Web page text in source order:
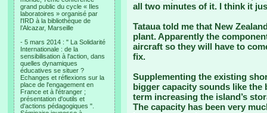
grand public du cycle « Iles
laboratoires » organisé par
l'IRD à la bibliothèque de
l’Alcazar, Marseille
- 5 mars 2014 : " La Solidarité
Internationale : de la
sensibilisation à l'action, dans
quelles dynamiques
éducatives se situer ?
Echanges et réflexions sur la
place de l'engagement en
France et à l'étranger ;
présentation d'outils et
d'actions pédagogiques ".
all two minutes of it. I think it
Tataua told me that New
plant. Apparently the
aircraft so they will have to
fix.
Supplementing the existing
bigger capacity sounds like
term increasing the island’s
The capacity has been very